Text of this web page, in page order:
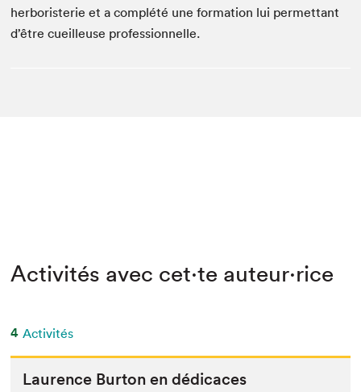
herboristerie et a complété une formation lui permettant
d’être cueilleuse professionnelle.
Activités avec cet·te auteur·rice
4 Activités
Lau­rence Bur­ton en dédicaces